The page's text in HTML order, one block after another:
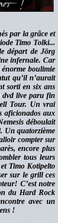
par la grâce et
Timo Tolki...
départ de Jörg
infernale. Car
boulimie
qu’il n’aurait
sorti en six ans
dvd live paru fin
Tour. Un vrai
aficionados aux
déboulait
Un quatorzième
compter sur
encore plus
tous leurs
Timo Kotipelto
sur le grill ces
C’est notre
du Hard Rock
avec un
!